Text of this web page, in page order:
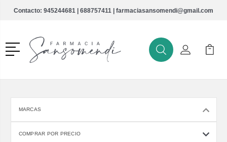
Contacto: 945244681 | 688757411 | farmaciasansomendi@gmail.com
Menú
BuscarMi Cuenta
Mi
MARCAS
COMPRAR POR PRECIO